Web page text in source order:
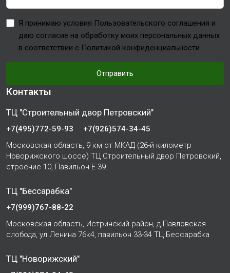
Я принимаю условия Пользовательского соглашения и
даю согласие на обработку моих персональных данных
в соответствии с Политикой конфиденциальности
Отправить
Контакты
ТЦ "Строительный двор Петровский"
+7(495)772-59-93
+7(926)574-34-45
Московская область, 9 км от МКАД (26-й километр
Новорижского шоссе) ТЦ Строительный двор Петровский,
строение 10, Павильон Е-39.
ТЦ "Бессарабка"
+7(999)767-88-22
Московская область, Истринский район, д.Павловская
слобода, ул.Ленина 76к4, павильон 33-34 ТЦ Бессарабка
ТЦ "Новорижский"